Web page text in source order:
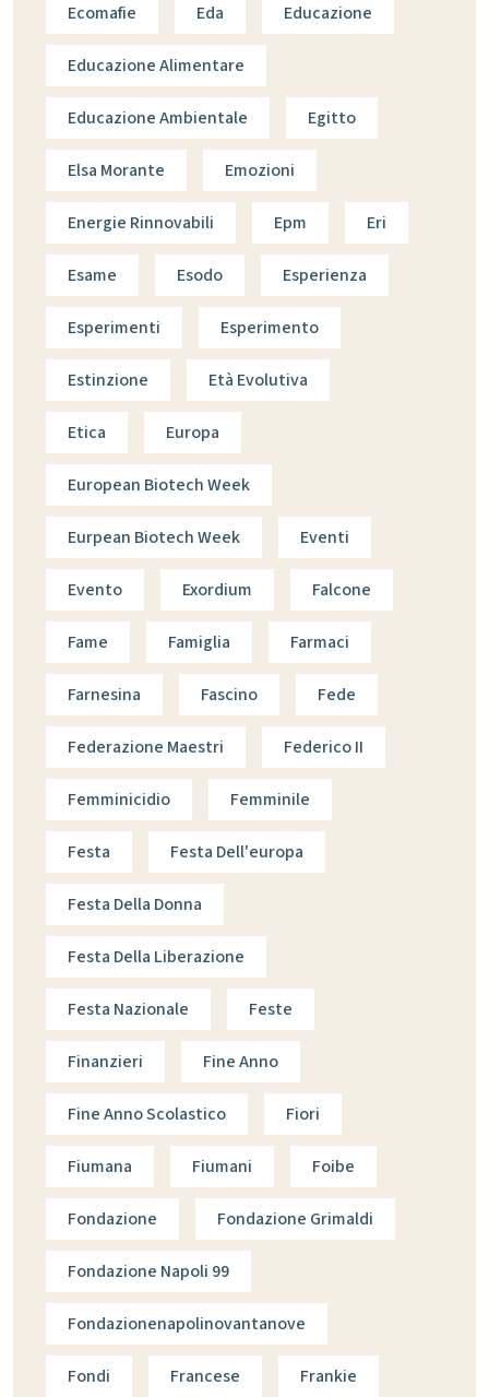
Ecomafie Eda Educazione
Educazione Alimentare
Educazione Ambientale Egitto
Elsa Morante Emozioni
Energie Rinnovabili Epm Eri
Esame Esodo Esperienza
Esperimenti Esperimento
Estinzione Età Evolutiva
Etica Europa
European Biotech Week
Eurpean Biotech Week Eventi
Evento Exordium Falcone
Fame Famiglia Farmaci
Farnesina Fascino Fede
Federazione Maestri Federico II
Femminicidio Femminile
Festa Festa Dell'europa
Festa Della Donna
Festa Della Liberazione
Festa Nazionale Feste
Finanzieri Fine Anno
Fine Anno Scolastico Fiori
Fiumana Fiumani Foibe
Fondazione Fondazione Grimaldi
Fondazione Napoli 99
Fondazionenapolinovantanove
Fondi Francese Frankie